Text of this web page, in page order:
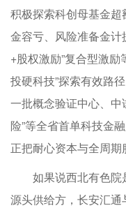
积极探索科创母基金
金容亏、风险准备金计
+股权激励”复合型激励
投硬科技”探索有效路
一批概念验证中心、中
险”等全省首单科技金
正把耐心资本与全周期
如果说西北有色院
源头供给方，长安汇通